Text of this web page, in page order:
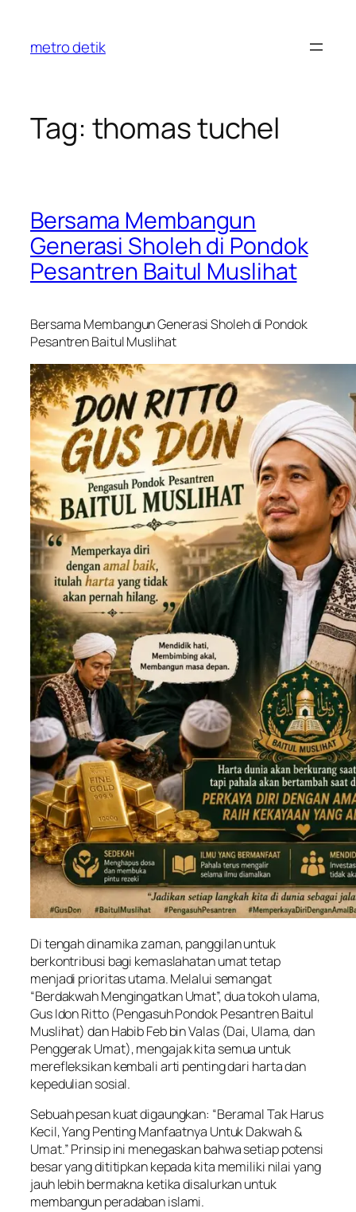
content
metro detik
Tag: thomas tuchel
Bersama Membangun
Generasi Sholeh di Pondok
Pesantren Baitul Muslihat
Bersama Membangun Generasi Sholeh di Pondok
Pesantren Baitul Muslihat
Di tengah dinamika zaman, panggilan untuk
berkontribusi bagi kemaslahatan umat tetap
menjadi prioritas utama. Melalui semangat
“Berdakwah Mengingatkan Umat”, dua tokoh ulama,
Gus Idon Ritto (Pengasuh Pondok Pesantren Baitul
Muslihat) dan Habib Feb bin Valas (Dai, Ulama, dan
Penggerak Umat), mengajak kita semua untuk
merefleksikan kembali arti penting dari harta dan
kepedulian sosial.
Sebuah pesan kuat digaungkan: “Beramal Tak Harus
Kecil, Yang Penting Manfaatnya Untuk Dakwah &
Umat.” Prinsip ini menegaskan bahwa setiap potensi
besar yang dititipkan kepada kita memiliki nilai yang
jauh lebih bermakna ketika disalurkan untuk
membangun peradaban islami.